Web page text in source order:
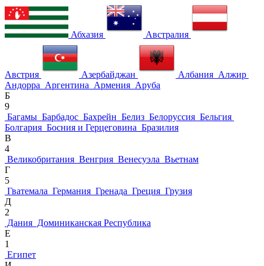
Абхазия Австралия
Австрия Азербайджан Албания Алжир
Андорра Аргентина Армения Аруба
Б
9
Багамы Барбадос Бахрейн Белиз Белоруссия Бельгия
Болгария Босния и Герцеговина Бразилия
В
4
Великобритания Венгрия Венесуэла Вьетнам
Г
5
Гватемала Германия Гренада Греция Грузия
Д
2
Дания Доминиканская Республика
Е
1
Египет